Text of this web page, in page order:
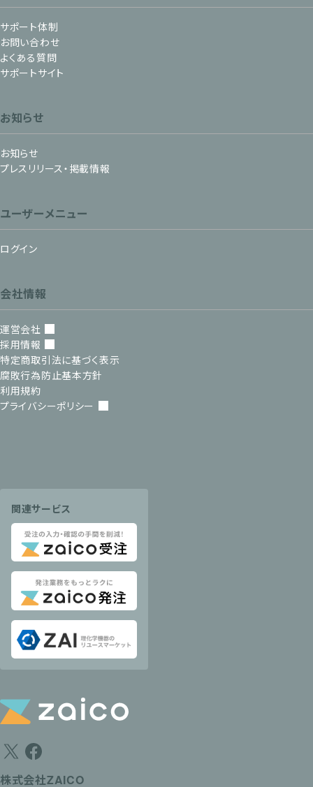
サポート体制
お問い合わせ
よくある質問
サポートサイト
お知らせ
お知らせ
プレスリリース・掲載情報
ユーザーメニュー
ログイン
会社情報
運営会社
採用情報
特定商取引法に基づく表示
腐敗行為防止基本方針
利用規約
プライバシーポリシー
関連サービス
株式会社ZAICO